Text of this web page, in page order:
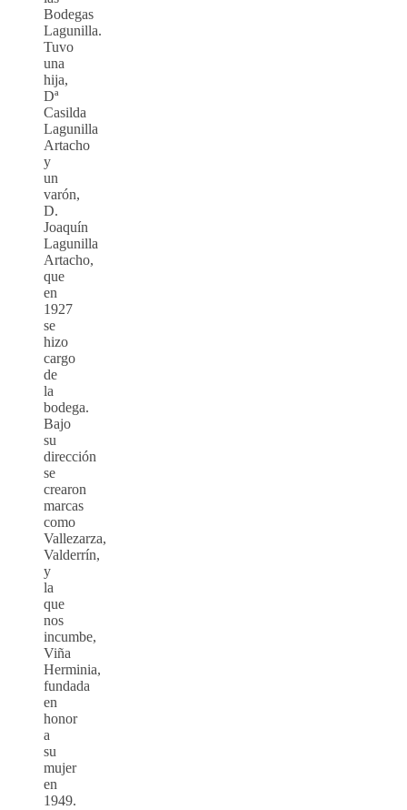
Bodegas
Lagunilla.
Tuvo
una
hija,
Dª
Casilda
Lagunilla
Artacho
y
un
varón,
D.
Joaquín
Lagunilla
Artacho,
que
en
1927
se
hizo
cargo
de
la
bodega.
Bajo
su
dirección
se
crearon
marcas
como
Vallezarza,
Valderrín,
y
la
que
nos
incumbe,
Viña
Herminia,
fundada
en
honor
a
su
mujer
en
1949.